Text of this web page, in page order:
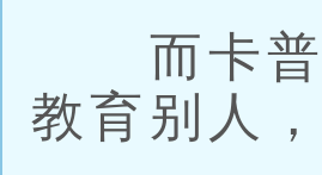
而卡普
教育别人